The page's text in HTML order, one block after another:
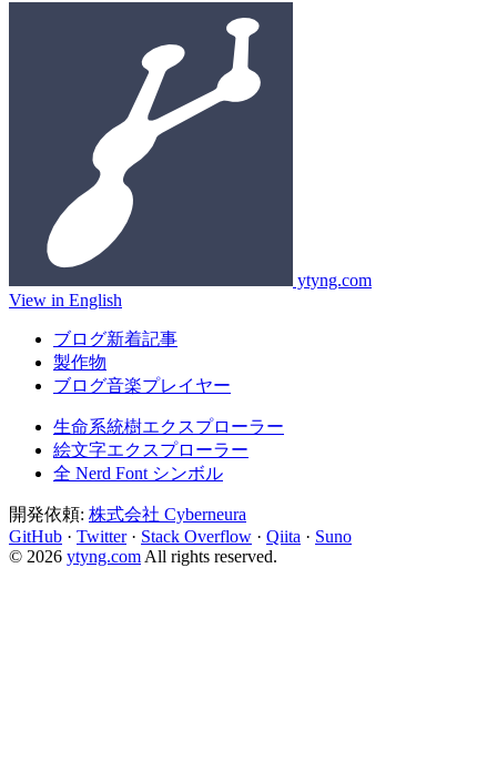
ytyng.com
View in English
ブログ新着記事
製作物
ブログ音楽プレイヤー
生命系統樹エクスプローラー
絵文字エクスプローラー
全 Nerd Font シンボル
開発依頼: 株式会社 Cyberneura
GitHub · Twitter · Stack Overflow · Qiita · Suno
© 2026 ytyng.com All rights reserved.